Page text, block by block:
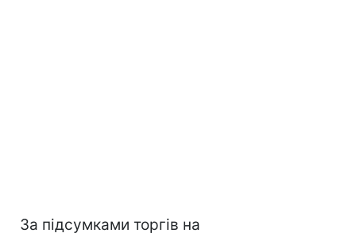
За підсумками торгів на